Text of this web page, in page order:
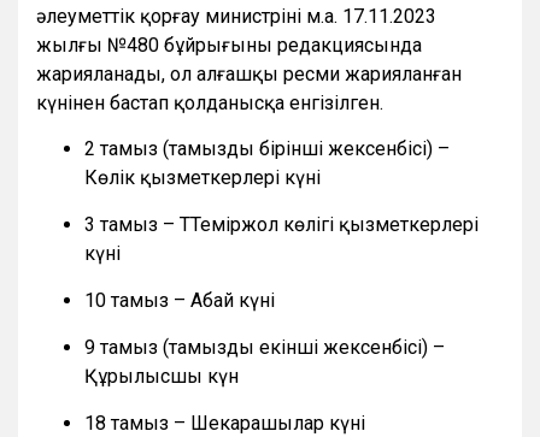
әлеуметтік қорғау министрінің м.а. 17.11.2023
жылғы №480 бұйрығының редакциясында
жарияланады, ол алғашқы ресми жарияланған
күнінен бастап қолданысқа енгізілген.
2 тамыз (тамыздың бірінші жексенбісі) –
Көлік қызметкерлері күні
3 тамыз – ТТеміржол көлігі қызметкерлері
күні
10 тамыз – Абай күні
9 тамыз (тамыздың екінші жексенбісі) –
Құрылысшы күн
18 тамыз – Шекарашылар күні